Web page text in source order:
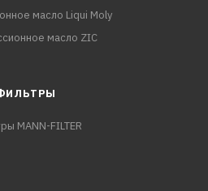
масло Liqui Moly
масло ZIC
MANN-FILTER